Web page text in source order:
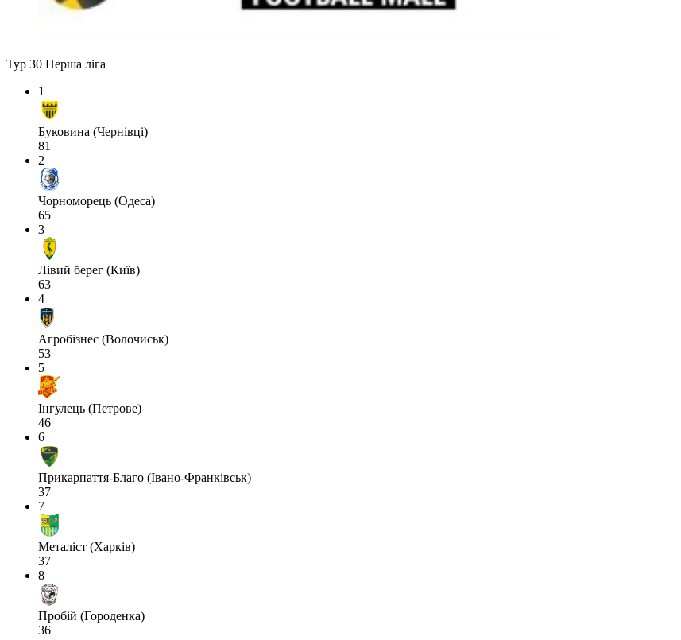
Тур 30 Перша ліга
1
Буковина (Чернівці)
81
2
Чорноморець (Одеса)
65
3
Лівий берег (Київ)
63
4
Агробізнес (Волочиськ)
53
5
Інгулець (Петрове)
46
6
Прикарпаття-Благо (Івано-Франківськ)
37
7
Металіст (Харків)
37
8
Пробій (Городенка)
36